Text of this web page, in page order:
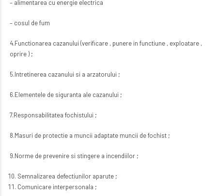
– alimentarea cu energie electrica
– cosul de fum
4.Functionarea cazanului (verificare , punere in functiune , exploatare ,
oprire ) ;
5.Intretinerea cazanului si a arzatorului ;
6.Elementele de siguranta ale cazanului ;
7.Responsabilitatea fochistului ;
8.Masuri de protectie a muncii adaptate muncii de fochist ;
9.Norme de prevenire si stingere a incendiilor ;
Semnalizarea defectiunilor aparute ;
Comunicare interpersonala ;